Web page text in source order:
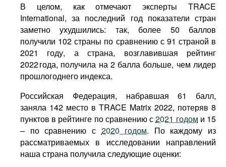
В целом, как отмечают эксперты TRACE
International, за последний год показатели стран
заметно ухудшились: так, более 50 баллов
получили 102 страны по сравнению с 91 страной в
2021 году, а страна, возглавившая рейтинг
2022 года, получила на 2 балла больше, чем лидер
прошлогоднего индекса.
Российская Федерация, набравшая 61 балл,
заняла 142 место в TRACE Matrix 2022, потеряв 8
пунктов в рейтинге по сравнению с2021 годом и 15
– по сравнению с 2020 годом. По каждому из
рассматриваемых в исследовании направлений
наша страна получила следующие оценки: